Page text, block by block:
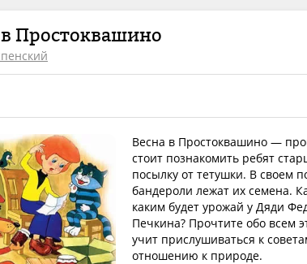
Простоквашино
Весна в Простоквашино —
стоит познакомить ребят
посылку от тетушки. В своем
бандероли лежат их семена.
каким будет урожай у Дяди
Печкина? Прочтите обо всем
учит прислушиваться к
отношению к природе.